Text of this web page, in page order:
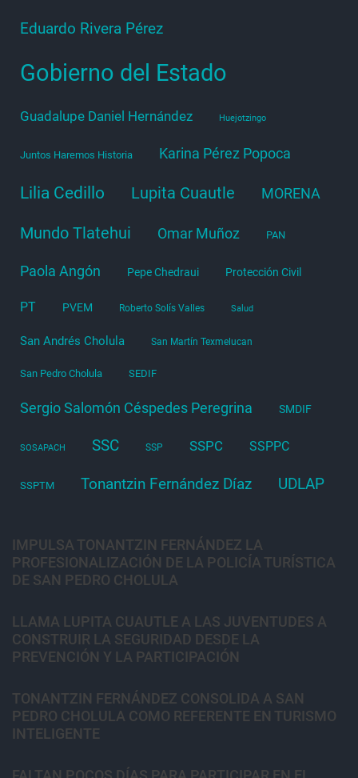
Eduardo Rivera Pérez
Gobierno del Estado
Guadalupe Daniel Hernández Huejotzingo
Juntos Haremos Historia Karina Pérez Popoca
Lilia Cedillo Lupita Cuautle MORENA
Mundo Tlatehui Omar Muñoz PAN
Paola Angón Pepe Chedraui Protección Civil
PT PVEM Roberto Solís Valles Salud
San Andrés Cholula San Martín Texmelucan
San Pedro Cholula SEDIF
Sergio Salomón Céspedes Peregrina SMDIF
SOSAPACH SSC SSP SSPC SSPPC
SSPTM Tonantzin Fernández Díaz UDLAP
IMPULSA TONANTZIN FERNÁNDEZ LA
PROFESIONALIZACIÓN DE LA POLICÍA TURÍSTICA
DE SAN PEDRO CHOLULA
LLAMA LUPITA CUAUTLE A LAS JUVENTUDES A
CONSTRUIR LA SEGURIDAD DESDE LA
PREVENCIÓN Y LA PARTICIPACIÓN
TONANTZIN FERNÁNDEZ CONSOLIDA A SAN
PEDRO CHOLULA COMO REFERENTE EN TURISMO
INTELIGENTE